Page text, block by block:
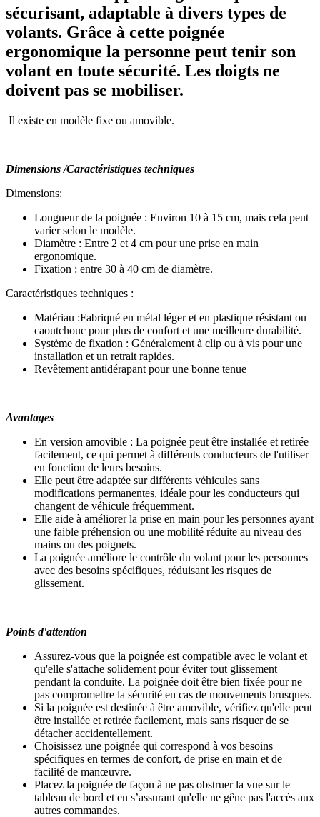
sécurisant, adaptable à divers types de
volants. Grâce à cette poignée
ergonomique la personne peut tenir son
volant en toute sécurité. Les doigts ne
doivent pas se mobiliser.
Il existe en modèle fixe ou amovible.
Dimensions /Caractéristiques techniques
Dimensions:
Longueur de la poignée : Environ 10 à 15 cm, mais cela peut
varier selon le modèle.
Diamètre : Entre 2 et 4 cm pour une prise en main
ergonomique.
Fixation : entre 30 à 40 cm de diamètre.
Caractéristiques techniques :
Matériau :Fabriqué en métal léger et en plastique résistant ou
caoutchouc pour plus de confort et une meilleure durabilité.
Système de fixation : Généralement à clip ou à vis pour une
installation et un retrait rapides.
Revêtement antidérapant pour une bonne tenue
Avantages
En version amovible : La poignée peut être installée et retirée
facilement, ce qui permet à différents conducteurs de l'utiliser
en fonction de leurs besoins.
Elle peut être adaptée sur différents véhicules sans
modifications permanentes, idéale pour les conducteurs qui
changent de véhicule fréquemment.
Elle aide à améliorer la prise en main pour les personnes ayant
une faible préhension ou une mobilité réduite au niveau des
mains ou des poignets.
La poignée améliore le contrôle du volant pour les personnes
avec des besoins spécifiques, réduisant les risques de
glissement.
Points d'attention
Assurez-vous que la poignée est compatible avec le volant et
qu'elle s'attache solidement pour éviter tout glissement
pendant la conduite. La poignée doit être bien fixée pour ne
pas compromettre la sécurité en cas de mouvements brusques.
Si la poignée est destinée à être amovible, vérifiez qu'elle peut
être installée et retirée facilement, mais sans risquer de se
détacher accidentellement.
Choisissez une poignée qui correspond à vos besoins
spécifiques en termes de confort, de prise en main et de
facilité de manœuvre.
Placez la poignée de façon à ne pas obstruer la vue sur le
tableau de bord et en s’assurant qu'elle ne gêne pas l'accès aux
autres commandes.